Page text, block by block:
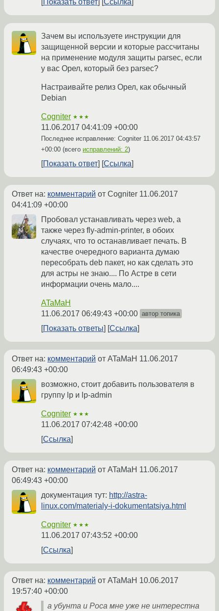
Показать ответ
Ссылка
Зачем вы используете инструкции для
защищенной версии и которые рассчитаны
на применение модуля защиты parsec, если
у вас Орел, который без parsec?
Настраивайте релиз Орел, как обычный
Debian
Cogniter ★★★
11.06.2017 04:41:09 +00:00
Последнее исправление: Cogniter 11.06.2017 04:43:57
+00:00 (всего исправлений: 2)
Показать ответ Ссылка
Ответ на: комментарий от Cogniter 11.06.2017
04:41:09 +00:00
Пробовал устанавливать через web, а
также через fly-admin-printer, в обоих
случаях, что то останавливает печать. В
качестве очередного варианта думаю
пересобрать deb пакет, но как сделать это
для астры не знаю.... По Астре в сети
информации очень мало....
ATaMaH
11.06.2017 06:49:43 +00:00 автор топика
Показать ответы Ссылка
Ответ на: комментарий от ATaMaH 11.06.2017
06:49:43 +00:00
возможно, стоит добавить пользователя в
группу lp и lp-admin
Cogniter ★★★
11.06.2017 07:42:48 +00:00
Ссылка
Ответ на: комментарий от ATaMaH 11.06.2017
06:49:43 +00:00
документация тут: http://astra-
linux.com/materialy-i-dokumentatsiya.html
Cogniter ★★★
11.06.2017 07:43:52 +00:00
Ссылка
Ответ на: комментарий от ATaMaH 10.06.2017
19:57:40 +00:00
а убунта и Роса мне уже не интерестна